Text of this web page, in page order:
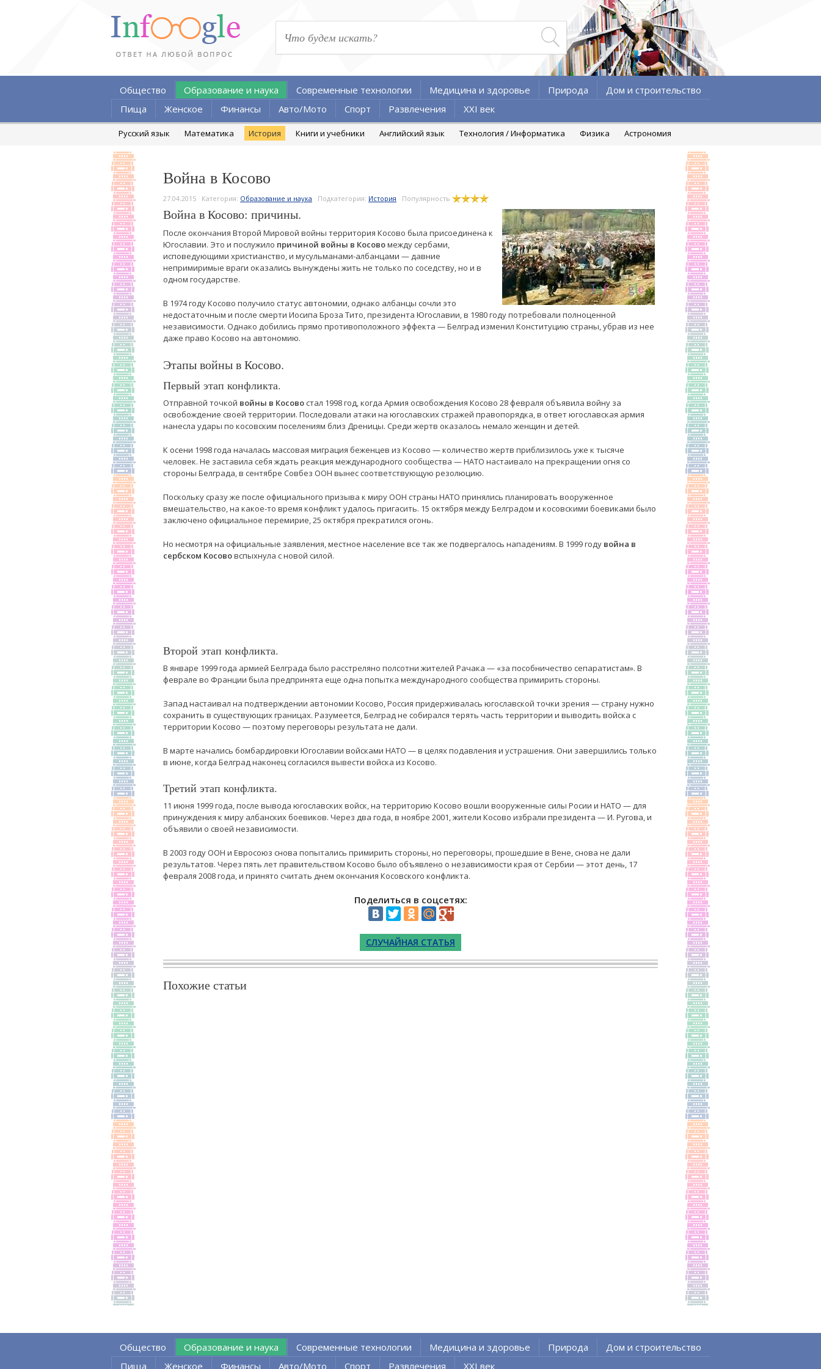
Общество Образование и наука Современные технологии Медицина и здоровье Природа
Дом и строительство
Пища
Женское Финансы Авто/Мото Спорт Развлечения XXI век
Русский язык Математика История Книги и учебники Английский язык Технология / Информатика Физика Астрономия
Война в Косово
27.04.2015 Категория: Образование и наука Подкатегория: История Популярность
Война в Косово: причины.
После окончания Второй Мировой войны территория Косово была присоединена к
Югославии. Это и послужило причиной войны в Косовомежду сербами,
исповедующими христианство, и мусульманами-албанцами — давние
непримиримые враги оказались вынуждены жить не только по соседству, но и в
одном государстве.
В 1974 году Косово получило статус автономии, однако албанцы сочли это
недостаточным и после смерти Иосипа Броза Тито, президента Югославии, в 1980 году потребовали полноценной
независимости. Однако добились прямо противоположного эффекта — Белград изменил Конституцию страны, убрав из нее
даже право Косово на автономию.
Этапы войны в Косово.
Первый этап конфликта.
Отправной точкой войны в Косово стал 1998 год, когда Армия освобождения Косово 28 февраля объявила войну за
освобождение своей территории. Последовали атаки на югославских стражей правопорядка, в ответ югославская армия
нанесла удары по косовским поселениям близ Дреницы. Среди жертв оказалось немало женщин и детей.
К осени 1998 года началась массовая миграция беженцев из Косово — количество жертв приблизилось уже к тысяче
человек. Не заставила себя ждать реакция международного сообщества — НАТО настаивало на прекращении огня со
стороны Белграда, в сентябре Совбез ООН вынес соответствующую резолюцию.
Поскольку сразу же после официального призыва к миру ООН страны НАТО принялись планировать вооруженное
вмешательство, на какое-то время конфликт удалось пригасить. 15 октября между Белградом и косовскими боевиками было
заключено официальное перемирие, 25 октября прекратился огонь.
Но несмотря на официальные заявления, местное население все так же подвергалось нападениям. В 1999 году война в
сербском Косововспыхнула с новой силой.
Второй этап конфликта.
В январе 1999 года армией Белграда было расстреляно полсотни жителей Рачака — «за пособничество сепаратистам». В
феврале во Франции была предпринята еще одна попытка международного сообщества примирить стороны.
Запад настаивал на подтверждении автономии Косово, Россия придерживалась югославской точки зрения — страну нужно
сохранить в существующих границах. Разумеется, Белград не собирался терять часть территории и выводить войска с
территории Косово — поэтому переговоры результата не дали.
В марте начались бомбардировки Югославии войсками НАТО — в целях подавления и устрашения. Они завершились только
в июне, когда Белград наконец согласился вывести войска из Косово.
Третий этап конфликта.
11 июня 1999 года, после вывода югославских войск, на территорию Косово вошли вооруженные силы Росии и НАТО — для
принуждения к миру албанских боевиков. Через два года, в ноябре 2001, жители Косово избрали президента — И. Ругова, и
объявили о своей независимости.
В 2003 году ООН и Евросоюз снова попытались примирить стороны, но переговоры, прошедшие в Вене, снова не дали
результатов. Через пять лет правительством Косово было объявлено о независимости края от Сербии — этот день, 17
февраля 2008 года, и принято считать днем окончания Косовского конфликта.
Поделиться в соцсетях:
СЛУЧАЙНАЯ СТАТЬЯ
Похожие статьи
Общество Образование и наука Современные технологии Медицина и здоровье Природа
Дом и строительство
Пища
Женское Финансы Авто/Мото Спорт Развлечения XXI век